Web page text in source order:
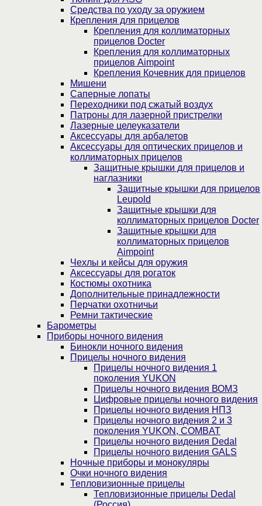
Средства по уходу за оружием
Крепления для прицелов
Крепления для коллиматорных
прицелов Docter
Крепления для коллиматорных
прицелов Aimpoint
Крепления Кочевник для прицелов
Мишени
Саперные лопаты
Переходники под сжатый воздух
Патроны для лазерной пристрелки
Лазерные целеуказатели
Аксессуары для арбалетов
Аксессуары для оптических прицелов и
коллиматорных прицелов
Защитные крышки для прицелов и
наглазники
Защитные крышки для прицелов
Leupold
Защитные крышки для
коллиматорных прицелов Docter
Защитные крышки для
коллиматорных прицелов
Aimpoint
Чехлы и кейсы для оружия
Аксессуары для рогаток
Костюмы охотника
Дополнительные принадлежности
Перчатки охотничьи
Ремни тактические
Барометры
Приборы ночного видения
Бинокли ночного видения
Прицелы ночного видения
Прицелы ночного видения 1
поколения YUKON
Прицелы ночного видения ВОМЗ
Цифровые прицелы ночного видения
Прицелы ночного видения НПЗ
Прицелы ночного видения 2 и 3
поколения YUKON, COMBAT
Прицелы ночного видения Dedal
Прицелы ночного видения GALS
Ночные приборы и монокуляры
Очки ночного видения
Тепловизионные прицелы
Тепловизионные прицелы Dedal